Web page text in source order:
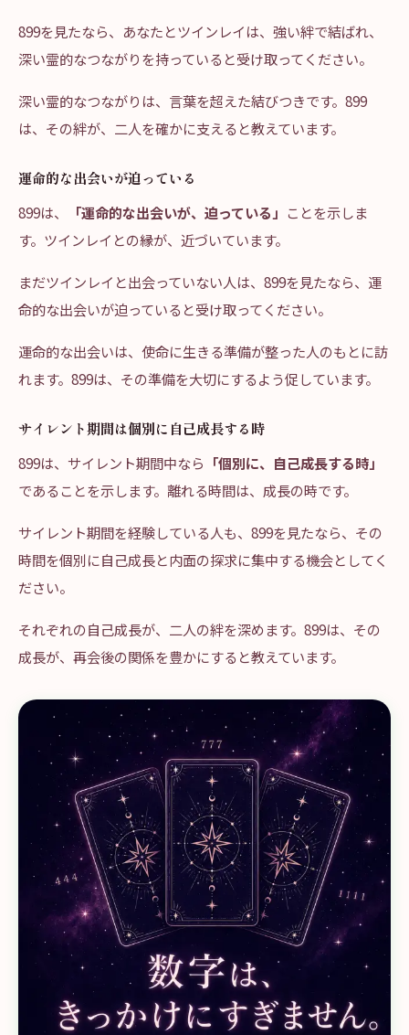
899を見たなら、あなたとツインレイは、強い絆で結ばれ、
深い霊的なつながりを持っていると受け取ってください。
深い霊的なつながりは、言葉を超えた結びつきです。899
は、その絆が、二人を確かに支えると教えています。
運命的な出会いが迫っている
899は、
「運命的な出会いが、迫っている」 ことを示しま
す。ツインレイとの縁が、近づいています。
まだツインレイと出会っていない人は、899を見たなら、運
命的な出会いが迫っていると受け取ってください。
運命的な出会いは、使命に生きる準備が整った人のもとに訪
れます。899は、その準備を大切にするよう促しています。
サイレント期間は個別に自己成長する時
899は、サイレント期間中なら 「個別に、自己成長する時」
であることを示します。離れる時間は、成長の時です。
サイレント期間を経験している人も、899を見たなら、その
時間を個別に自己成長と内面の探求に集中する機会としてく
ださい。
それぞれの自己成長が、二人の絆を深めます。899は、その
成長が、再会後の関係を豊かにすると教えています。